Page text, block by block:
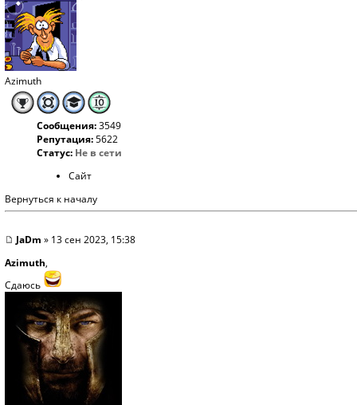
Azimuth
Сообщения:3549
Репутация:5622
Статус: Не в сети
Сайт
Вернуться к началу
JaDm » 13 сен 2023, 15:38
Azimuth,
Сдаюсь